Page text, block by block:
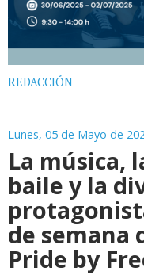
REDACCIÓN
Lunes, 05 de Mayo de
La música,
baile y la
de semana
Pride by